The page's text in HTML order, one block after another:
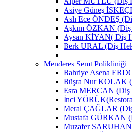
Asiye Güneş
Aslı Ece ÖNDEŞ
Aşkım ÖZKAN
Aysan KİYAN( Diş
Berk URAL (Diş
Menderes Semt Polikliniği
Bahriye Asena
Büşra Nur KOLAK
Esra MERCAN (Diş
İnci
Meral ÇAĞLAR
Mustafa GÜRKAN
Muzafer